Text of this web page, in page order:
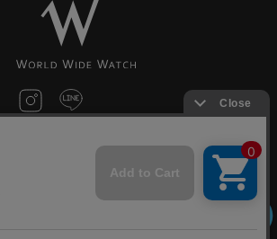
お問い合わせ
Watch All Rights reserved.